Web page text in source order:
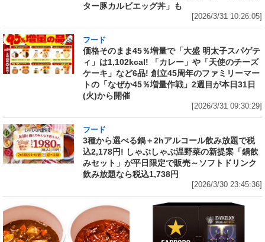
ター豚カルビエッグ丼」も
[2026/3/31 10:26:05]
フード
価格そのまま45％増量で「大盛 明太子スパゲテ
ィ」は1,102kcal! 「カレー」や「天使のチーズ
ケーキ」など6品! 創立45周年のファミリーマー
トの「なぜか45％増量作戦」2週目が本日31日
(火)から開催
[2026/3/31 09:30:29]
フード
3種から選べる鍋＋2hアルコール飲み放題で税
込2,178円! しゃぶしゃぶ温野菜の新提案「鍋飲
みセット」が平日限定で販売～ソフトドリンク
飲み放題なら税込1,738円
[2026/3/30 23:45:36]